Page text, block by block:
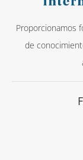
Proporcionamos
de